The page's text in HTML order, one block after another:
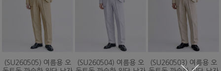
(SU260505) 여름용 오
(SU260504) 여름용 오
(SU260503) 여름용 오